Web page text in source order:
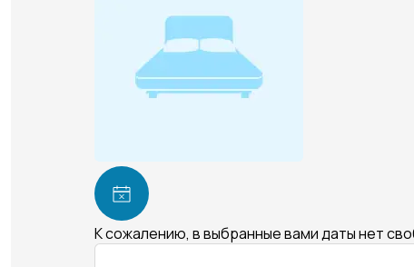
К сожалению, в выбранные вами даты нет